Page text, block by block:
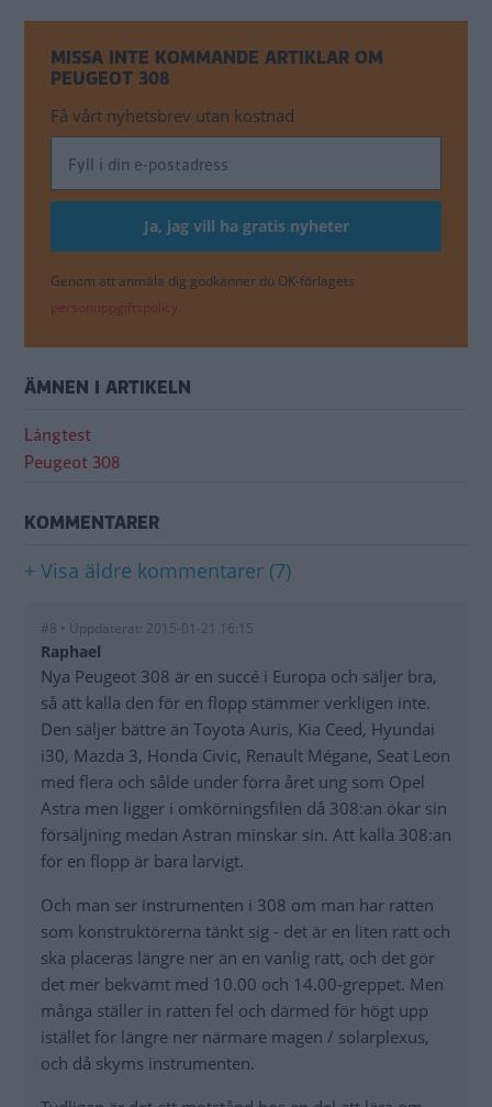
MISSA INTE KOMMANDE ARTIKLAR OM
PEUGEOT 308
Få vårt nyhetsbrev utan kostnad
Genom att anmäla dig godkänner du OK-förlagets
personuppgiftspolicy.
ÄMNEN I ARTIKELN
Långtest
Peugeot 308
KOMMENTARER
+ Visa äldre kommentarer (7)
#8 • Uppdaterat: 2015-01-21 16:15
Raphael
Nya Peugeot 308 är en succé i Europa och säljer bra,
så att kalla den för en flopp stämmer verkligen inte.
Den säljer bättre än Toyota Auris, Kia Ceed, Hyundai
i30, Mazda 3, Honda Civic, Renault Mégane, Seat Leon
med flera och sålde under förra året ung som Opel
Astra men ligger i omkörningsfilen då 308:an ökar sin
försäljning medan Astran minskar sin. Att kalla 308:an
för en flopp är bara larvigt.
Och man ser instrumenten i 308 om man har ratten
som konstruktörerna tänkt sig - det är en liten ratt och
ska placeras längre ner än en vanlig ratt, och det gör
det mer bekvämt med 10.00 och 14.00-greppet. Men
många ställer in ratten fel och därmed för högt upp
istället för längre ner närmare magen / solarplexus,
och då skyms instrumenten.